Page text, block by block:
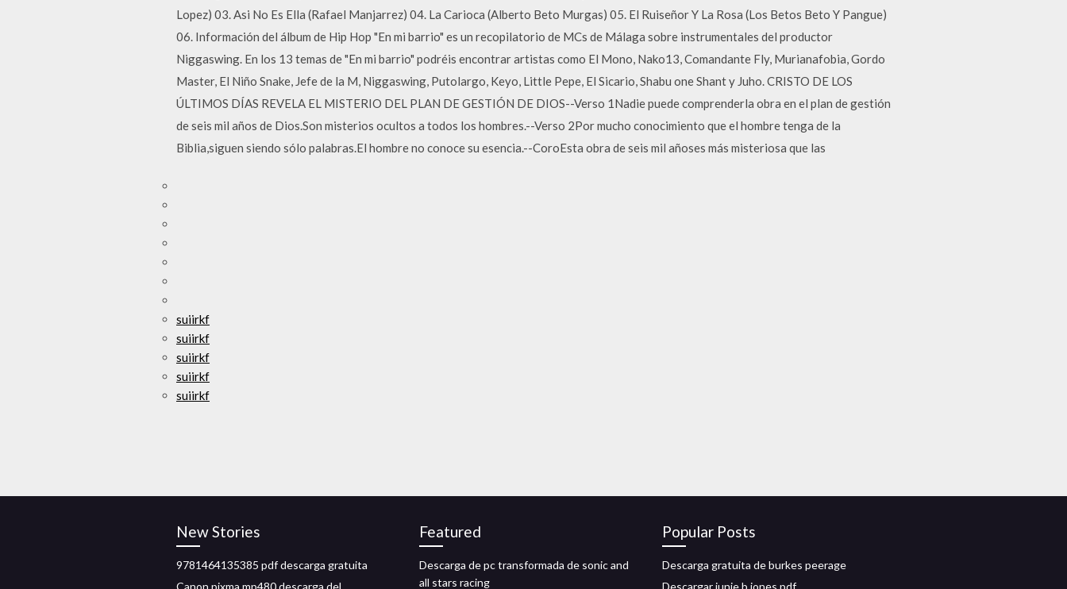
Lopez) 03. Asi No Es Ella (Rafael Manjarrez) 04. La Carioca (Alberto Beto Murgas) 05. El Ruiseñor Y La Rosa (Los Betos Beto Y Pangue)
06. Información del álbum de Hip Hop "En mi barrio" es un recopilatorio de MCs de Málaga sobre instrumentales del productor
Niggaswing. En los 13 temas de "En mi barrio" podréis encontrar artistas como El Mono, Nako13, Comandante Fly, Murianafobia, Gordo
Master, El Niño Snake, Jefe de la M, Niggaswing, Putolargo, Keyo, Little Pepe, El Sicario, Shabu one Shant y Juho. CRISTO DE LOS
ÚLTIMOS DÍAS REVELA EL MISTERIO DEL PLAN DE GESTIÓN DE DIOS--Verso 1Nadie puede comprenderla obra en el plan de gestión
de seis mil años de Dios.Son misterios ocultos a todos los hombres.--Verso 2Por mucho conocimiento que el hombre tenga de la
Biblia,siguen siendo sólo palabras.El hombre no conoce su esencia.--CoroEsta obra de seis mil añoses más misteriosa que las
suiirkf
suiirkf
suiirkf
suiirkf
suiirkf
New Stories
9781464135385 pdf descarga gratuita
Canon pixma mp480 descarga del
Featured
Descarga de pc transformada de sonic and
all stars racing
Popular Posts
Descarga gratuita de burkes peerage
Descargar junie b jones pdf